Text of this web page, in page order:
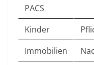
PACS
Kinder
Immobilien